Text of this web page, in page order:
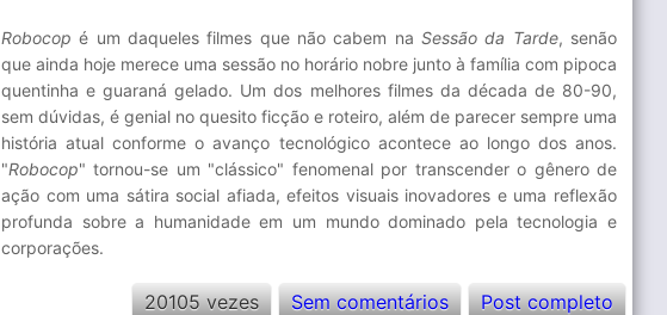
Robocop é um daqueles filmes que não cabem na Sessão da Tarde, senão
que ainda hoje merece uma sessão no horário nobre junto à família com pipoca
quentinha e guaraná gelado. Um dos melhores filmes da década de 80-90,
sem dúvidas, é genial no quesito ficção e roteiro, além de parecer sempre uma
história atual conforme o avanço tecnológico acontece ao longo dos anos.
"Robocop" tornou-se um "clássico" fenomenal por transcender o gênero de
ação com uma sátira social afiada, efeitos visuais inovadores e uma reflexão
profunda sobre a humanidade em um mundo dominado pela tecnologia e
corporações.
Post completo
Sem comentários
20105 vezes